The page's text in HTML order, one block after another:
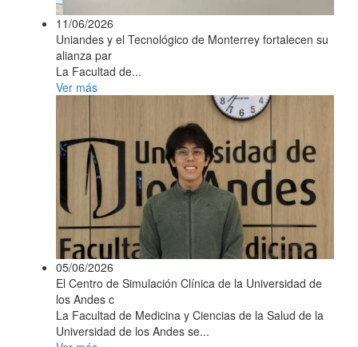
11/06/2026
Uniandes y el Tecnológico de Monterrey fortalecen su
alianza par
La Facultad de...
Ver más
05/06/2026
El Centro de Simulación Clínica de la Universidad de
los Andes c
La Facultad de Medicina y Ciencias de la Salud de la
Universidad de los Andes se...